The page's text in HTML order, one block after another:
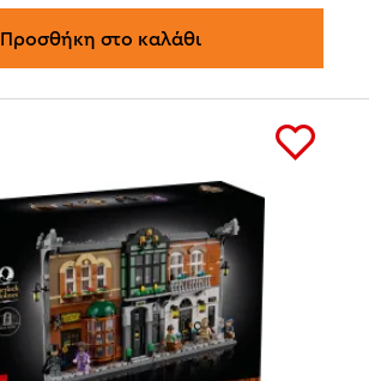
Προσθήκη στο καλάθι